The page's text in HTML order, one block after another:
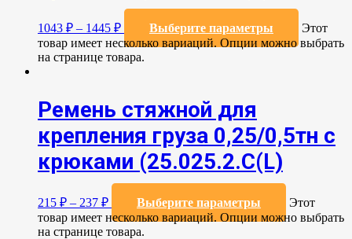
1043 ₽ – 1445 ₽ Выберите параметры
Этот
товар имеет несколько вариаций. Опции можно выбрать
на странице товара.
Ремень стяжной для
крепления груза 0,25/0,5тн с
крюками (25.025.2.С(L)
215 ₽ – 237 ₽ Выберите параметры
Этот
товар имеет несколько вариаций. Опции можно выбрать
на странице товара.